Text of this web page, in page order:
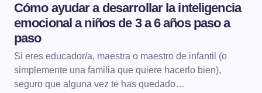
Cómo ayudar a desarrollar la inteligencia
emocional a niños de 3 a 6 años paso a
paso
Si eres educador/a, maestra o maestro de infantil (o
simplemente una familia que quiere hacerlo bien),
seguro que alguna vez te has quedado…